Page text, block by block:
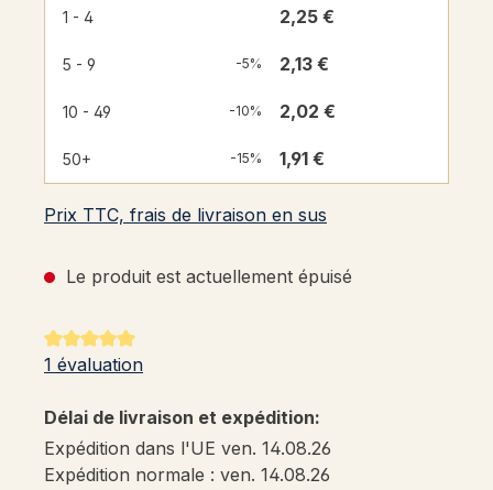
1 - 4 2,25 €
5 - 9 -5% 2,13 €
10 - 49 -10% 2,02 €
50+ -15% 1,91 €
Prix TTC, frais de livraison en sus
Le produit est actuellement épuisé
Note moyenne de 5 sur 5 étoiles
1 évaluation
Délai de livraison et expédition:
Expédition dans l'UE ven. 14.08.26
Expédition normale : ven. 14.08.26